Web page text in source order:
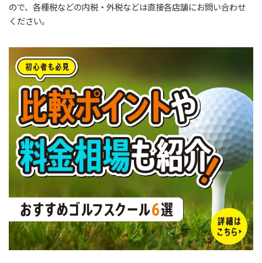
ので、各種税などの内税・外税などは直接各店舗にお問い合わせ
ください。